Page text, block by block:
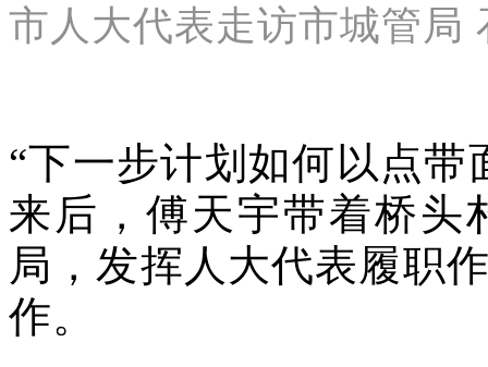
市人大代表走访市城管局
“下一步计划如何以点
来后，傅天宇带着桥头
局，发挥人大代表履职
作。